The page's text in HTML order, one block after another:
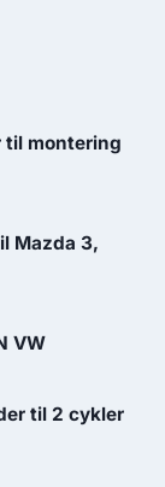
til montering
Mazda 3,
VW
til 2 cykler